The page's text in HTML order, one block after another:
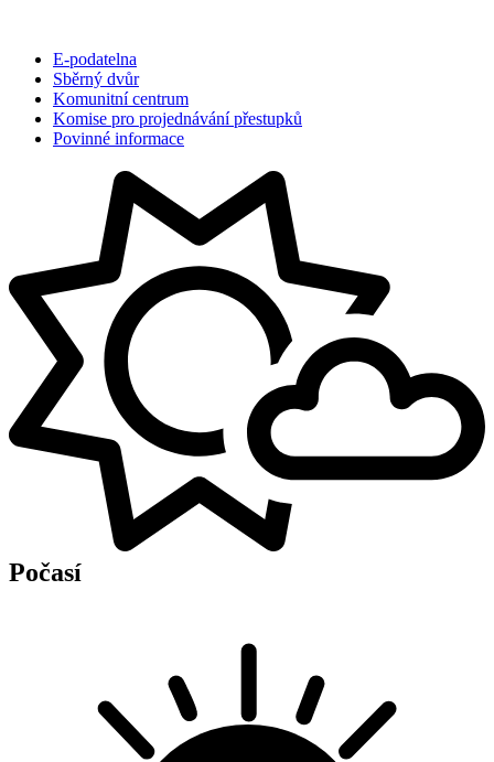
E-podatelna
Sběrný dvůr
Komunitní centrum
Komise pro projednávání přestupků
Povinné informace
Počasí